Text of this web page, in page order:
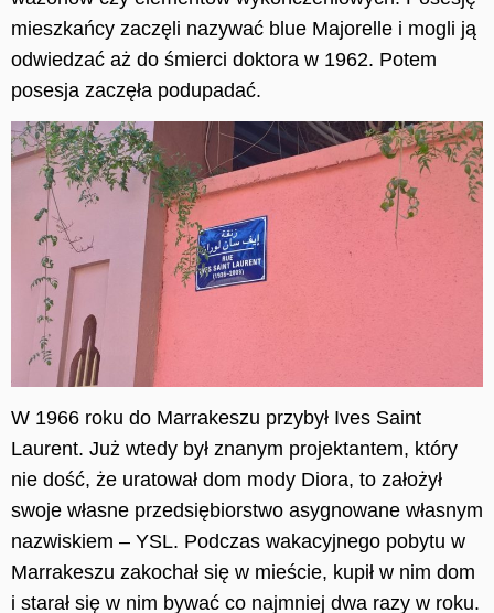
mieszkańcy zaczęli nazywać blue Majorelle i mogli ją
odwiedzać aż do śmierci doktora w 1962. Potem
posesja zaczęła podupadać.
W 1966 roku do Marrakeszu przybył Ives Saint
Laurent. Już wtedy był znanym projektantem, który
nie dość, że uratował dom mody Diora, to założył
swoje własne przedsiębiorstwo asygnowane własnym
nazwiskiem – YSL. Podczas wakacyjnego pobytu w
Marrakeszu zakochał się w mieście, kupił w nim dom
i starał się w nim bywać co najmniej dwa razy w roku.